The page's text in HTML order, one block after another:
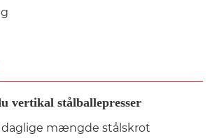
vertikal stålballepresser
daglige mængde stålskrot